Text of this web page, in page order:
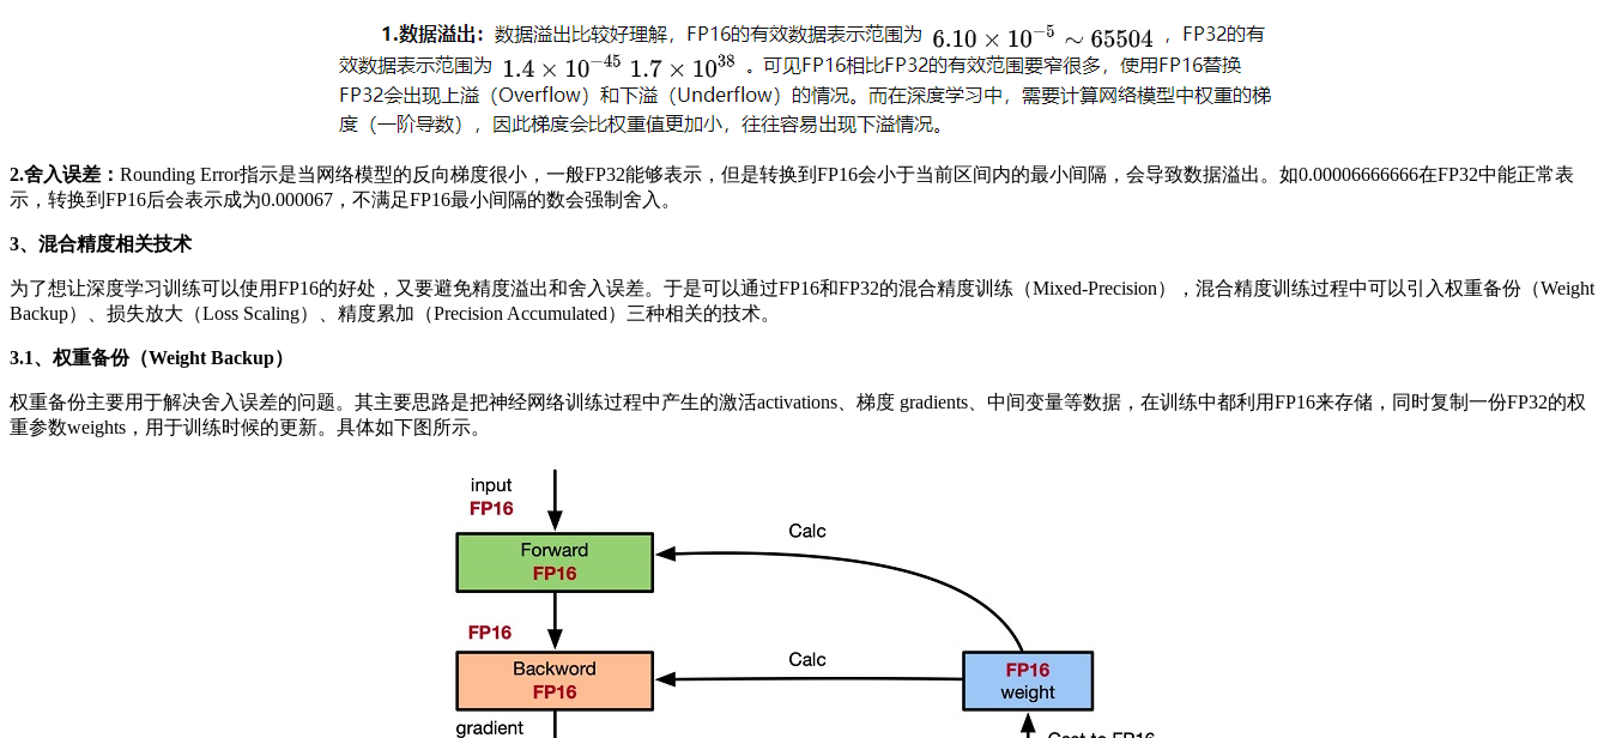
2.舍入误差： Rounding Error指示是当网络模型的反向梯度很小，一般FP32能够表示，但是转换到FP16会小于当前区间内的最小间隔，会导致数据溢出。如0.00006666666在FP32中能正常表
示，转换到FP16后会表示成为0.000067，不满足FP16最小间隔的数会强制舍入。
3、混合精度相关技术
为了想让深度学习训练可以使用FP16的好处，又要避免精度溢出和舍入误差。于是可以通过FP16和FP32的混合精度训练（Mixed-Precision），混合精度训练过程中可以引入权重备份（Weight
Backup）、损失放大（Loss Scaling）、精度累加（Precision Accumulated）三种相关的技术。
3.1、权重备份（Weight Backup）
权重备份主要用于解决舍入误差的问题。其主要思路是把神经网络训练过程中产生的激活activations、梯度 gradients、中间变量等数据，在训练中都利用FP16来存储，同时复制一份FP32的权
重参数weights，用于训练时候的更新。具体如下图所示。